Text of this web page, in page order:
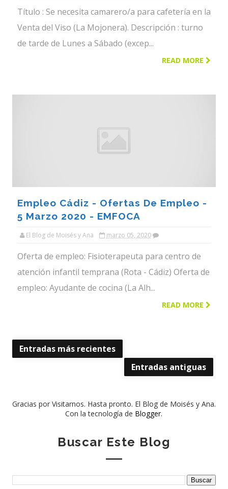
Título : Se necesita camarero/a para cafetería en la
Venta del Viso (La Mojonera). Descripción : turno
de tarde de Lunes a Sábado (excep...
READ MORE
Empleo Cádiz - Ofertas De Empleo -
5 Marzo 2020 - EMFOCA
El Blog de Moisés y Ana marzo 05, 2020
Oferta de empleo: Fisioterapeuta para centro de
atención infantil temprana (Rota - Cádiz) Oferta de
empleo: Ayudante de cocina (La Alh...
READ MORE
Entradas más recientes
Entradas antiguas
Gracias por Visitarnos. Hasta pronto. El Blog de Moisés y Ana.
Con la tecnología de Blogger.
Buscar Este Blog